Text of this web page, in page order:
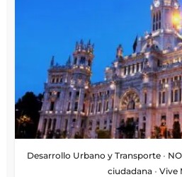
Desarrollo Urbano y Transporte •
ciudadana • Vive